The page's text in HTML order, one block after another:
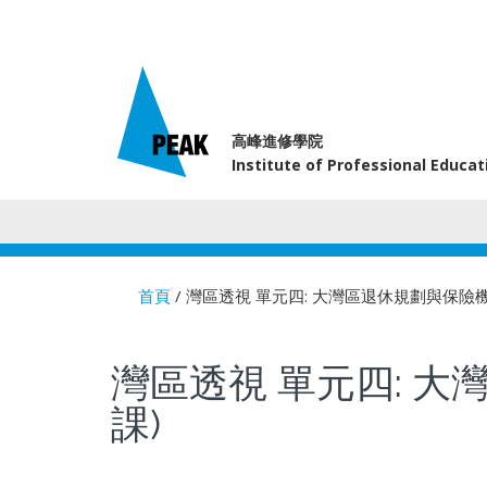
高峰進修學院
Institute of Professional
首頁 / 灣區透視 單元四: 大灣區退休規劃與保險
灣區透視 單元四: 大
課)